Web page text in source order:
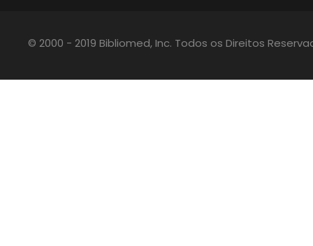
© 2000 - 2019 Bibliomed, Inc. Todos os Direitos